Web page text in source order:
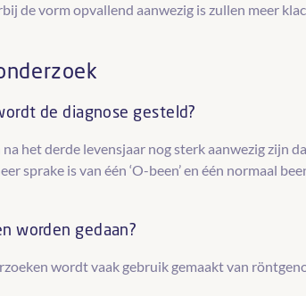
de vorm opvallend aanwezig is zullen meer
de diagnose gesteld?
het derde levensjaar nog sterk aanwezig zijn
sprake is van één ‘O-been’ en één normaal
worden gedaan?
wordt vaak gebruik gemaakt van